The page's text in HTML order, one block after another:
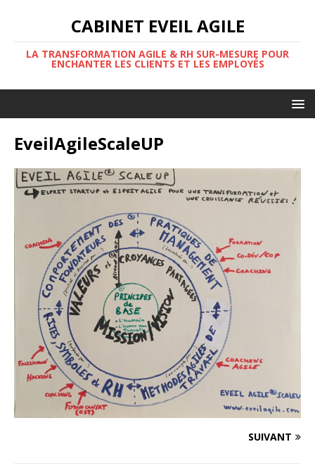
CABINET EVEIL AGILE
LA TRANSFORMATION AGILE & RH SUR-MESURE POUR
ENCHANTER LES CLIENTS ET LES EMPLOYÉS
EveilAgileScaleUP
SUIVANT